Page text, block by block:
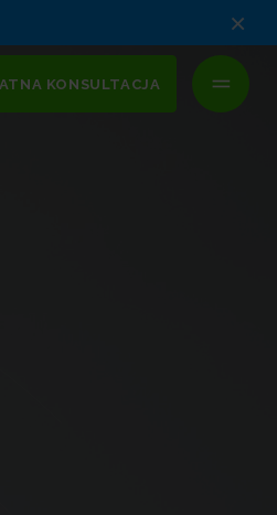
×
KONSULTACJA